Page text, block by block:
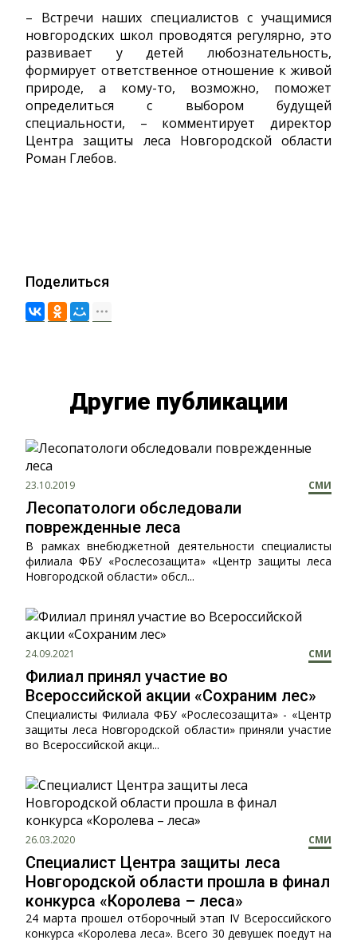
– Встречи наших специалистов с учащимися
новгородских школ проводятся регулярно, это
развивает у детей любознательность,
формирует ответственное отношение к живой
природе, а кому-то, возможно, поможет
определиться с выбором будущей
специальности, – комментирует директор
Центра защиты леса Новгородской области
Роман Глебов.
Поделиться
Другие публикации
23.10.2019 СМИ
Лесопатологи обследовали
поврежденные леса
В рамках внебюджетной деятельности специалисты
филиала ФБУ «Рослесозащита» «Центр защиты леса
Новгородской области» обсл...
24.09.2021 СМИ
Филиал принял участие во
Всероссийской акции «Сохраним лес»
Специалисты Филиала ФБУ «Рослесозащита» - «Центр
защиты леса Новгородской области» приняли участие
во Всероссийской акци...
26.03.2020 СМИ
Специалист Центра защиты леса
Новгородской области прошла в финал
конкурса «Королева – леса»
24 марта прошел отборочный этап IV Всероссийского
конкурса «Королева леса». Всего 30 девушек поедут на